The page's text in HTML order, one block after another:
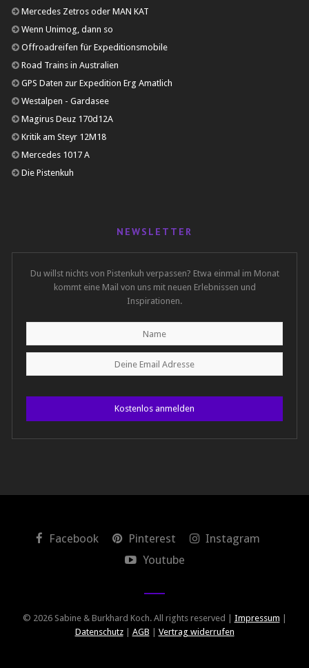
Mercedes Zetros oder MAN KAT
Wenn Unimog, dann so
Offroadreifen für Expeditionsmobile
Road Trains in Australien
GPS Daten zur Expedition Erg Amatlich
Westalpen - Gardasee
Magirus Deuz 170d12A
Kritik am Steyr 12M18
Mercedes 1017 A
Die Pistenkuh
NEWSLETTER
Du willst nichts von Pistenkuh verpassen? Etwa einmal im Monat
kommt eine Mail von uns mit neuen Erlebnissen und
Inspirationen.
Kostenlos anmelden
Facebook Pinterest
Instagram
Youtube
© 2026 Sabine & Burkhard Koch. All rights reserved | Impressum
Datenschutz| AGB Vertrag widerrufen